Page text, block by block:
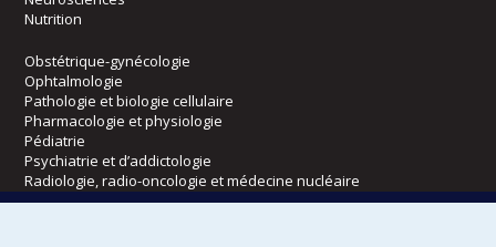
Nutrition
Obstétrique-gynécologie
Ophtalmologie
Pathologie et biologie cellulaire
Pharmacologie et physiologie
Pédiatrie
Psychiatrie et d’addictologie
Radiologie, radio-oncologie et médecine nucléaire